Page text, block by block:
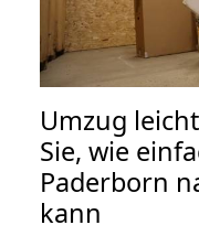
Umzug
Sie, wie
Paderborn
kann